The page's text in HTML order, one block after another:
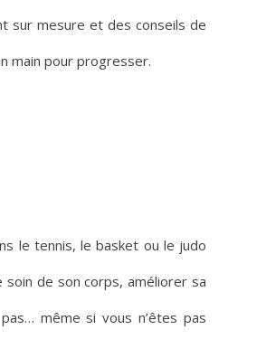
sur mesure et des conseils de
main pour progresser.
le tennis, le basket ou le judo
soin de son corps, améliorer sa
même si vous n’êtes pas